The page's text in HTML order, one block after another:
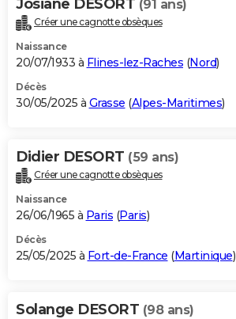
Carte de Noël
Carte Bonne année
Carte Saint-Valentin
Carte Pâques
Carte d'anniversaire
DICTIONNAIRE
Dictionnaire
Biographies
Citations
Expressions
Proverbes
PROGRAMME TV
S'inscrire
Se connecter
Lycées
Collèges
Primaires
Universités
Entreprises
Service militaire
Avis de recherche
AVIS DE DÉCÈS
Bricolage
Lifestyle
Culture
Sport
Auto
Television
Voyage
Cinema
Josiane DESORT (91 ans)
Créer une cagnotte obsèques
Naissance
20/07/1933 à Flines-lez-Raches (Nord)
Décès
30/05/2025 à Grasse (Alpes-Maritimes)
Didier DESORT (59 ans)
Créer une cagnotte obsèques
Naissance
26/06/1965 à Paris (Paris)
Décès
25/05/2025 à Fort-de-France (Martinique)
Solange DESORT (98 ans)